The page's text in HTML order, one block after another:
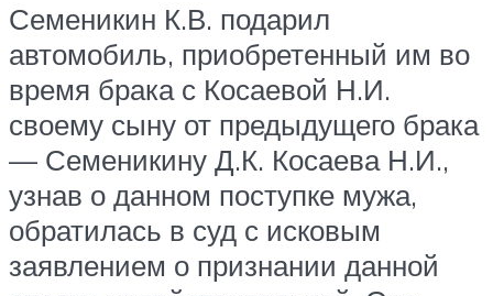
Семеникин К.В. подарил
автомобиль, приобретенный им во
время брака с Косаевой Н.И.
своему сыну от предыдущего брака
— Семеникину Д.К. Косаева Н.И.,
узнав о данном поступке мужа,
обратилась в суд с исковым
заявлением о признании данной